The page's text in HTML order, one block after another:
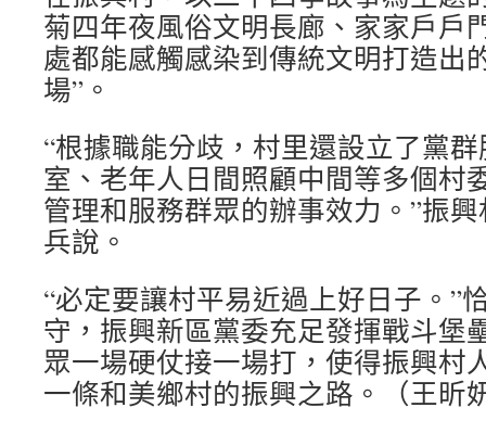
菊四年夜風俗文明長廊、家家戶戶
處都能感觸感染到傳統文明打造出
場”。
“根據職能分歧，村里還設立了黨
室、老年人日間照顧中間等多個村
管理和服務群眾的辦事效力。”振
兵說。
“必定要讓村平易近過上好日子。”
守，振興新區黨委充足發揮戰斗堡
眾一場硬仗接一場打，使得振興村
一條和美鄉村的振興之路。（王昕